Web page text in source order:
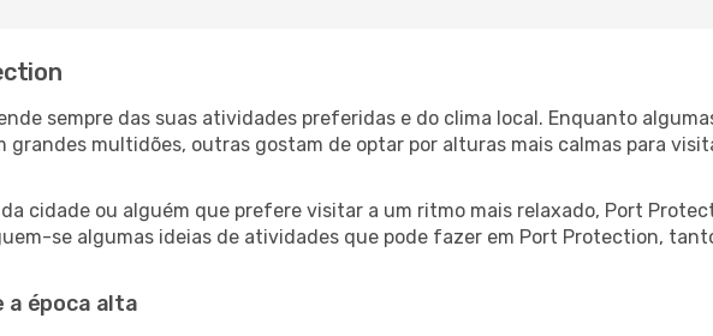
sempre das suas atividades preferidas e do clima local. Enquanto
grandes multidões, outras gostam de optar por alturas mais calmas para
cidade ou alguém que prefere visitar a um ritmo mais relaxado, Port
se algumas ideias de atividades que pode fazer em Port Protection,
a época alta